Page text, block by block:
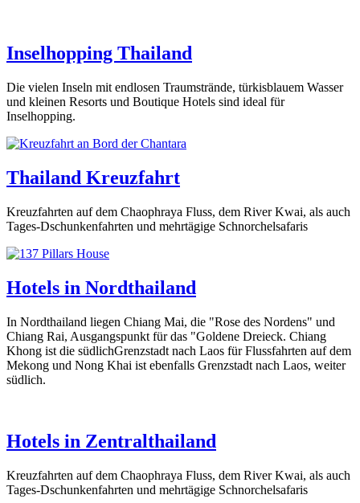
Inselhopping Thailand
Die vielen Inseln mit endlosen Traumstrände, türkisblauem Wasser
und kleinen Resorts und Boutique Hotels sind ideal für
Inselhopping.
Thailand Kreuzfahrt
Kreuzfahrten auf dem Chaophraya Fluss, dem River Kwai, als auch
Tages-Dschunkenfahrten und mehrtägige Schnorchelsafaris
Hotels in Nordthailand
In Nordthailand liegen Chiang Mai, die "Rose des Nordens" und
Chiang Rai, Ausgangspunkt für das "Goldene Dreieck. Chiang
Khong ist die südlichGrenzstadt nach Laos für Flussfahrten auf dem
Mekong und Nong Khai ist ebenfalls Grenzstadt nach Laos, weiter
südlich.
Hotels in Zentralthailand
Kreuzfahrten auf dem Chaophraya Fluss, dem River Kwai, als auch
Tages-Dschunkenfahrten und mehrtägige Schnorchelsafaris